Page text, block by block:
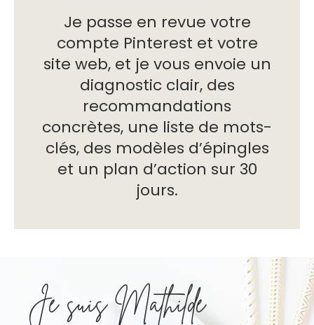
Je passe en revue votre
compte Pinterest et votre
site web, et je vous envoie un
diagnostic clair, des
recommandations
concrètes, une liste de mots-
clés, des modèles d’épingles
et un plan d’action sur 30
jours.
Je suis Mathilde